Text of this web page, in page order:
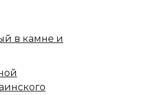
в камне и